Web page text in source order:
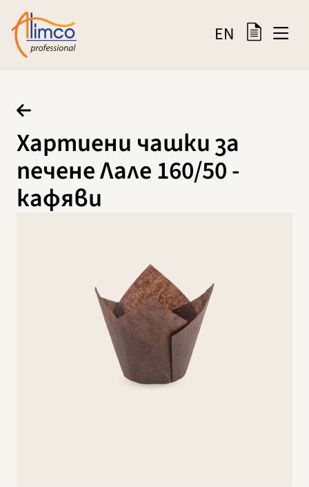
EN
Хартиени чашки за
печене Лале 160/50 -
кафяви